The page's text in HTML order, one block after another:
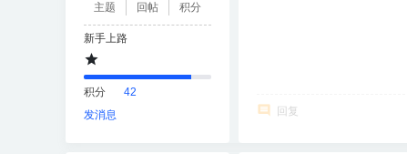
主题 回帖 积分
新手上路
积分
42
发消息
回复